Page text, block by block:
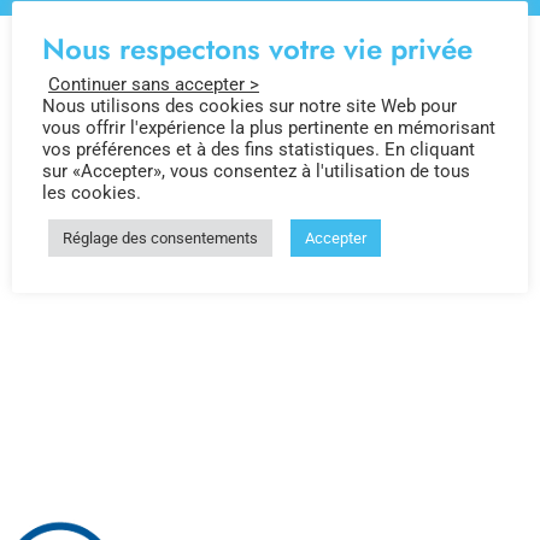
Nous respectons votre vie privée
Continuer sans accepter >
Nous utilisons des cookies sur notre site Web pour
vous offrir l'expérience la plus pertinente en mémorisant
vos préférences et à des fins statistiques. En cliquant
sur «Accepter», vous consentez à l'utilisation de tous
les cookies.
Réglage des consentements Accepter